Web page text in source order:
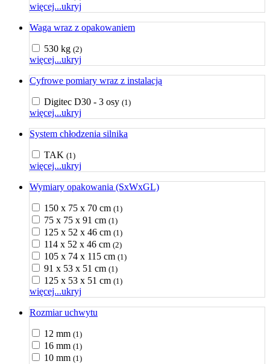
więcej...ukryj
Waga wraz z opakowaniem
530 kg (2)
więcej...ukryj
Cyfrowe pomiary wraz z instalacją
Digitec D30 - 3 osy (1)
więcej...ukryj
System chłodzenia silnika
TAK (1)
więcej...ukryj
Wymiary opakowania (SxWxGL)
150 x 75 x 70 cm (1)
75 x 75 x 91 cm (1)
125 x 52 x 46 cm (1)
114 x 52 x 46 cm (2)
105 x 74 x 115 cm (1)
91 x 53 x 51 cm (1)
125 x 53 x 51 cm (1)
więcej...ukryj
Rozmiar uchwytu
12 mm (1)
16 mm (1)
10 mm (1)